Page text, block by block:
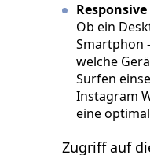
Ob ein
Smartphon
welche
Surfen
Instagram
eine
Zugriff auf